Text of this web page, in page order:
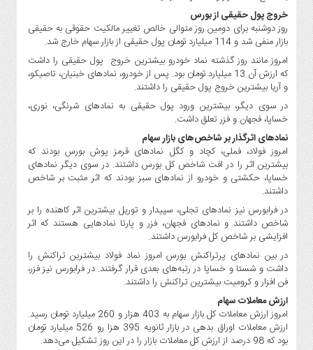
بیمه
و
ارز
دیجیتال
کشاورزی
و
صنایع
غذایی
سیاسی
و
بین
الملل
نگاه
روز
گوناگون
خروج پول حقیقی از بورس
روز دوشنبه برای دومین روز متوالی خالص تغییر مالکیت حقوقی به حقیقی
بازار منفی شد و 114 میلیارد تومان پول حقیقی از بازار سهام خارج شد.
امروز مانند روز گذشته نماد خودرو بیشترین خروج پول حقیقی را داشت
که ارزش آن 13 میلیارد تومان بود. پس از خودرو، نمادهای خبنیان، تاصیکو،
و آریا بیشترین خروج پول حقیقی را داشتند.
در سوی دیگر، بیشترین ورود پول حقیقی به نمادهای شرنگی، نوری،
خساپا، فجهان و فزر تعلق داشت.
نمادهای اثرگذار بر شاخص‌های بازار سهام
امروز فولاد، فملی، کچاد و کگل نمادهای قرمز پوش بورس بودند که
بیشترین اثر را در افت شاخص کل بورس داشتند. در سوی دیگر نمادهای
خساپا، حکشتی و خودرو از نمادهای سبز بودند که اثر مثبت بر شاخص
داشتند.
در فرابورس نیز نمادهای تجلی، سپیدار و توریل بیشترین اثر کاهنده را بر
شاخص داشتند و نمادهای فجهان، فزر و پارتا نمادهایی هستند که اثر
افزایشی بر شاخص کل فرابورس داشتند.
در بین نمادهای پرتراکنش بورس امروز نماد فولاد بیشترین تراکنش را
داشت و شستا و خساپا در رتبه‌های بعدی قرار گرفتند. در فرابورس نیز فزر،
فن افزار و کرومیت بیشترین تراکنش را داشتند.
ارزش معاملات سهام
امروز ارزش معاملات کل بازار سهام به 403 هزار و 260 میلیارد تومان رسید.
ارزش معاملات اوراق بدهی در بازار ثانویه 395 هزا رو 526 میلیارد تومان
بود که 98 درصد از ارزش کل معاملات بازار را در این روز تشکیل می‌دهد.